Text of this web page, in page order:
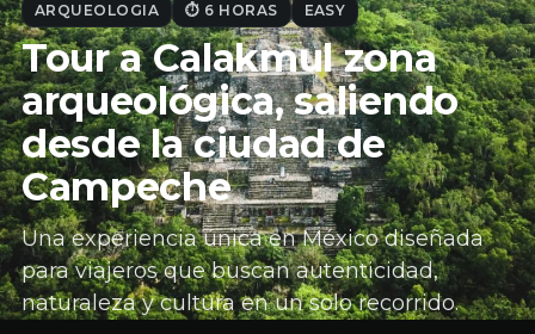
ARQUEOLOGIA ⏱ 6 HORAS EASY
Tour a Calakmul zona
arqueológica, saliendo
desde la ciudad de
Campeche
Una experiencia única en México diseñada
para viajeros que buscan autenticidad,
naturaleza y cultura en un solo recorrido.